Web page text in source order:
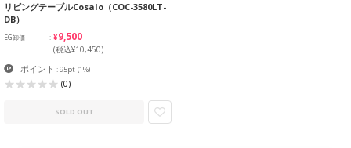
リビングテーブルCosalo（COC-3580LT-
DB）
EG卸価 ¥9,500
(税込¥10,450)
ポイント : 95pt (1%)
(0)
SOLD OUT